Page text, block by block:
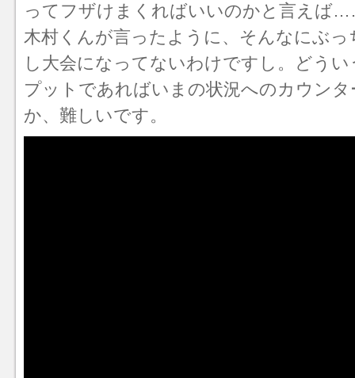
ってフザけまくればいいのかと言えば
木村くんが言ったように、そんなにぶ
し大会になってないわけですし。どう
プットであればいまの状況へのカウン
か、難しいです。